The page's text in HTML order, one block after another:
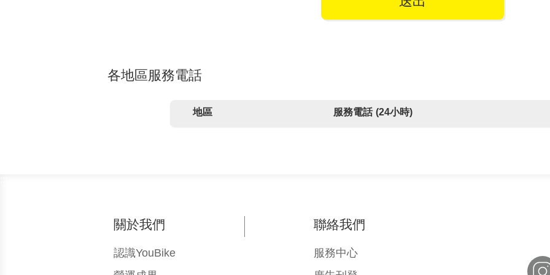
各地區服務電話
地區 服務電話 (24小時)
關於我們
認識YouBike
聯絡我們
服務中心